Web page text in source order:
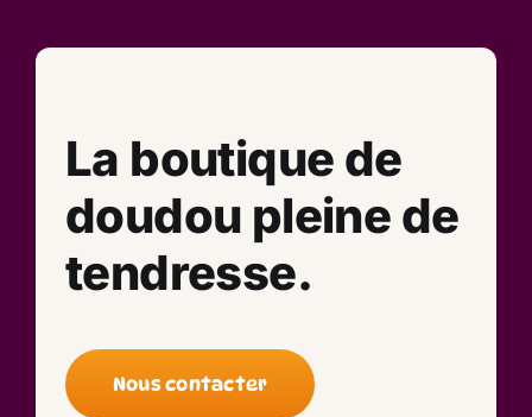
La boutique de
doudou pleine de
tendresse.
Nous contacter